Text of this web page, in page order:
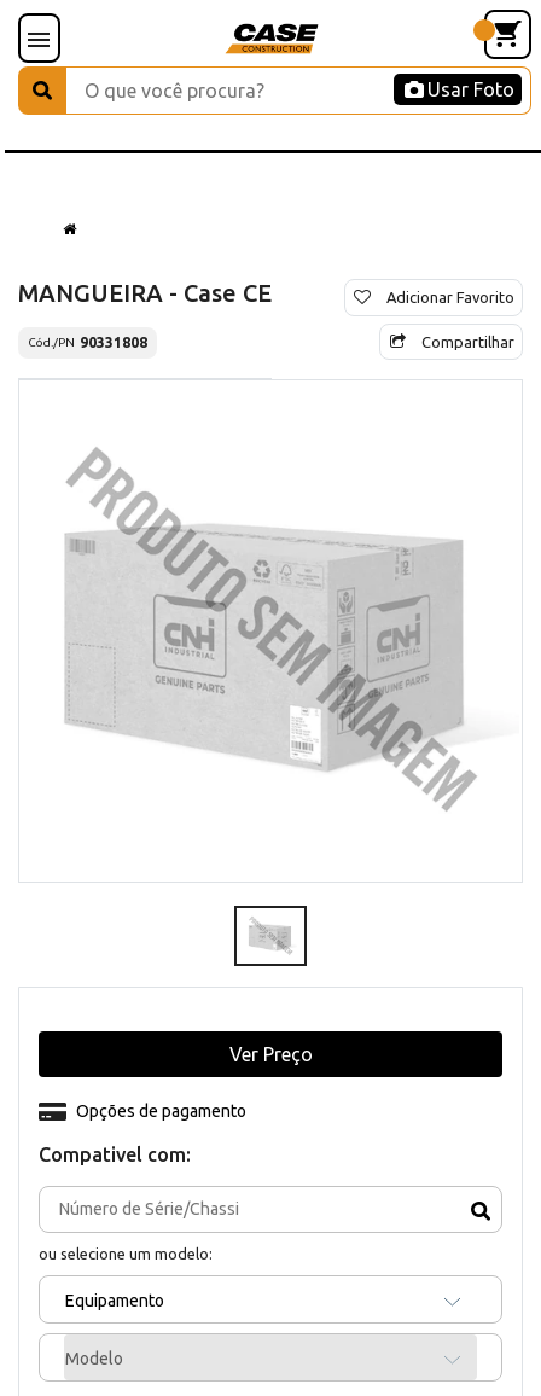
Usar Foto
MANGUEIRA - Case CE
Cód./PN 90331808
Adicionar Favorito
Compartilhar
Compativel com:
ou selecione um modelo:
Equipamento
Modelo
Opções de pagamento
Ver Preço